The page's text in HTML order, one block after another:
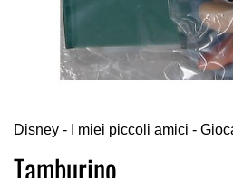
all'inizio
della
galleria
Disney - I miei piccoli amici -
Tamburino